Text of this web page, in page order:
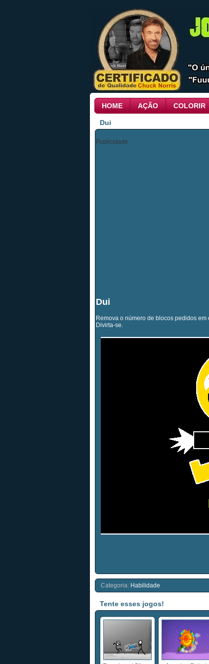
HOME AÇÃO COLORIR
Dui
Publicidade
Dui
Remova o número de blocos pedidos
Divirta-se.
Categoria: Habilidade
Tente esses jogos!